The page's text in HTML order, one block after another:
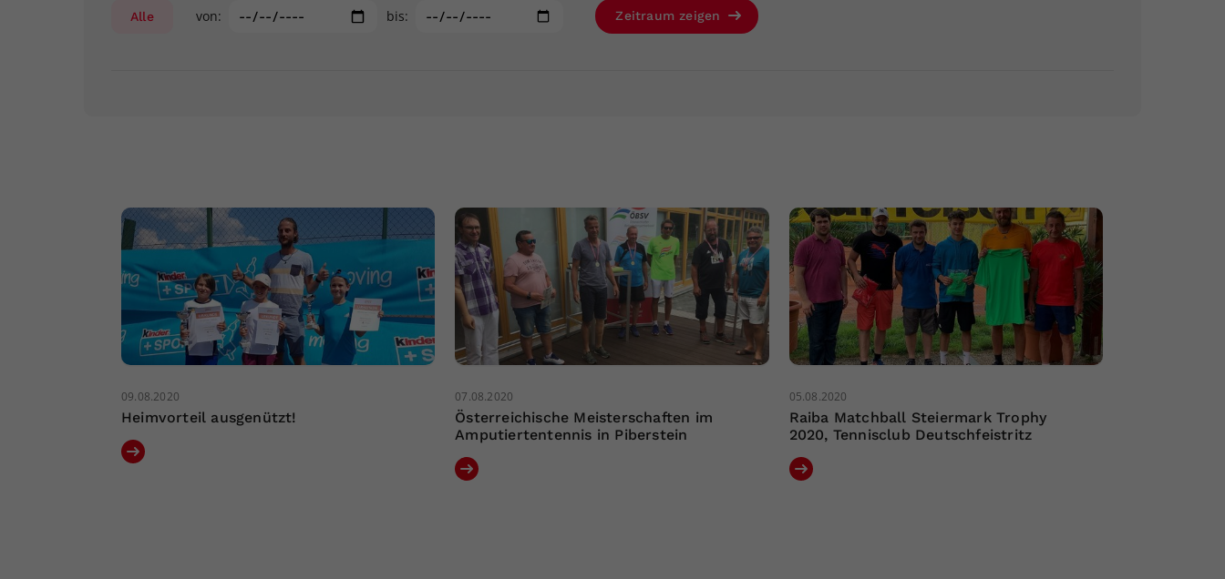
Alle von: bis: Zeitraum zeigen
09.08.2020
Heimvorteil ausgenützt!
07.08.2020
Österreichische Meisterschaften im
Amputiertentennis in Piberstein
05.08.2020
Raiba Matchball Steiermark Trophy
2020, Tennisclub Deutschfeistritz
Ihrer vorgenommen Einstellungen, falls der